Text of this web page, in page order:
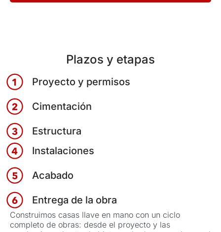
Plazos y etapas
Proyecto y permisos
Cimentación
Estructura
Instalaciones
Acabado
Entrega de la obra
Construimos casas llave en mano con un ciclo
completo de obras: desde el proyecto y las